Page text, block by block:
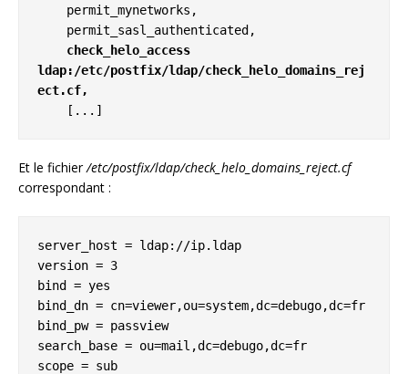
check_helo_access
ldap:/etc/postfix/ldap/check_helo_domains_rej
ect.cf,
    [...]
Et le fichier/etc/postfix/ldap/check_helo_domains_reject.cf
correspondant :
server_host = ldap://ip.ldap
version = 3
bind = yes
bind_dn = cn=viewer,ou=system,dc=debugo,dc=fr
bind_pw = passview
search_base = ou=mail,dc=debugo,dc=fr
scope = sub